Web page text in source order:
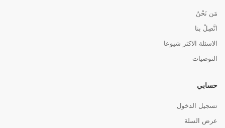
مَن نَحْنُ
اتَّصِلْ بنا
الاسئلة الاكثر شيوعا
التوصيات
حسابي
تسجيل الدخول
عرض السلة